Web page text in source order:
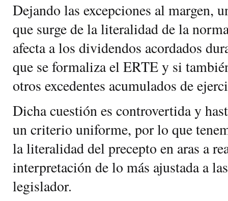
Dejando las excepciones al margen,
que surge de la literalidad de la
afecta a los dividendos acordados
que se formaliza el ERTE y si
otros excedentes acumulados de
Dicha cuestión es controvertida y
un criterio uniforme, por lo que
la literalidad del precepto en aras a
interpretación de lo más ajustada a
legislador.